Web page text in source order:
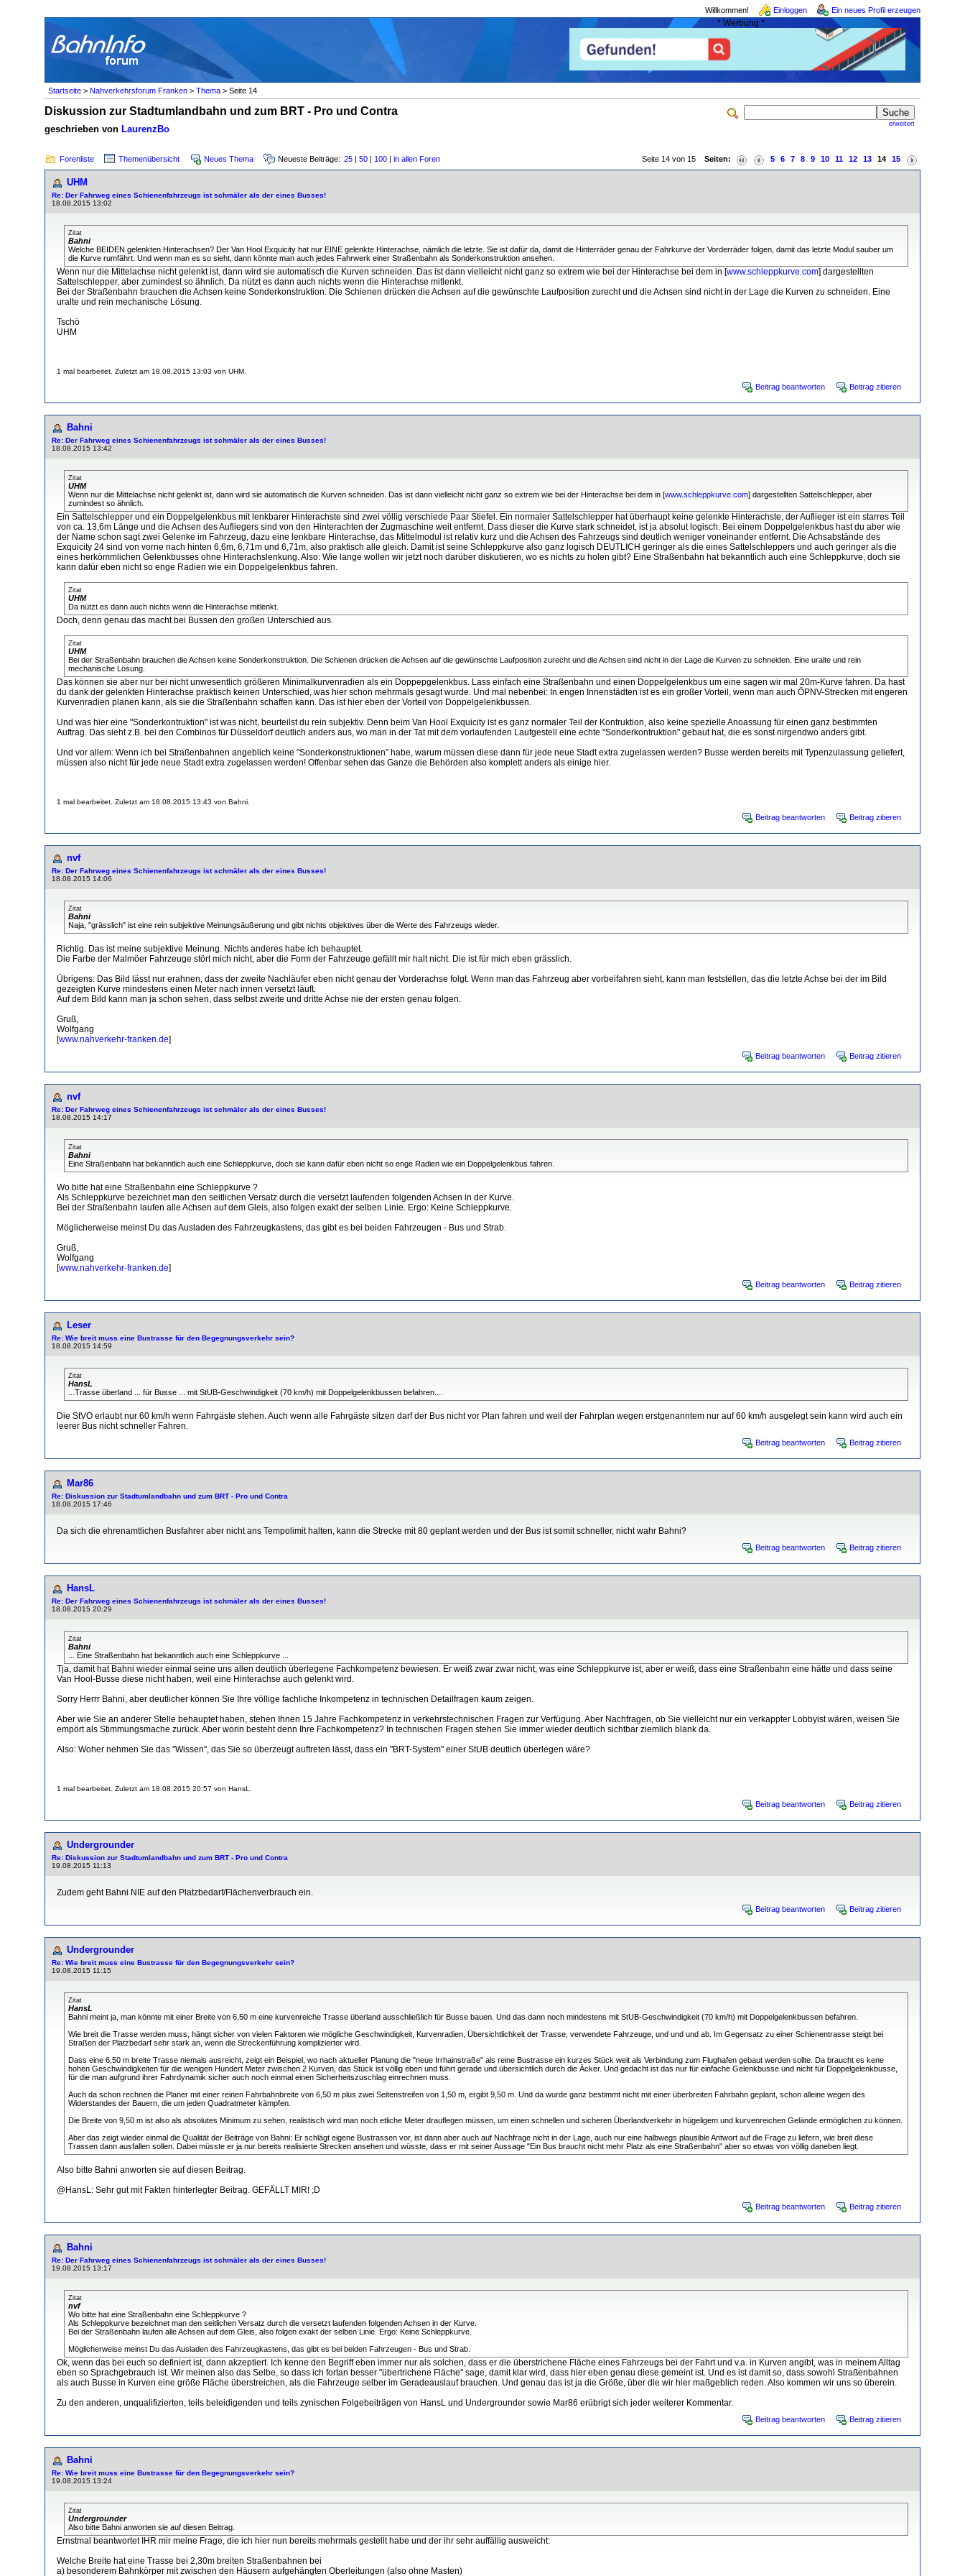
Willkommen! Einloggen Ein neues Profil erzeugen
* Werbung *
Startseite > Nahverkehrsforum Franken > Thema > Seite 14
erweitert
Diskussion zur Stadtumlandbahn und zum BRT - Pro und Contra
geschrieben von LaurenzBo
Forenliste Themenübersicht Neues Thema Neueste Beiträge: 25 | 50 | 100 | in allen Foren Seite 14 von 15 Seiten: 5 6 7 8 9 10 11 12 13 14 15
UHM
Re: Der Fahrweg eines Schienenfahrzeugs ist schmäler als der eines Busses!
18.08.2015 13:02
Zitat
Bahni
Welche BEIDEN gelenkten Hinterachsen? Der Van Hool Exquicity hat nur EINE gelenkte Hinterachse, nämlich die letzte. Sie ist dafür da, damit die Hinterräder genau der Fahrkurve der Vorderräder folgen, damit das letzte Modul sauber um
die Kurve rumfährt. Und wenn man es so sieht, dann könnte man auch jedes Fahrwerk einer Straßenbahn als Sonderkonstruktion ansehen.
Wenn nur die Mittelachse nicht gelenkt ist, dann wird sie automatisch die Kurven schneiden. Das ist dann vielleicht nicht ganz so extrem wie bei der Hinterachse bei dem in [www.schleppkurve.com] dargestellten
Sattelschlepper, aber zumindest so ähnlich. Da nützt es dann auch nichts wenn die Hinterachse mitlenkt.
Bei der Straßenbahn brauchen die Achsen keine Sonderkonstruktion. Die Schienen drücken die Achsen auf die gewünschte Laufposition zurecht und die Achsen sind nicht in der Lage die Kurven zu schneiden. Eine
uralte und rein mechanische Lösung.
Tschö
UHM
1 mal bearbeitet. Zuletzt am 18.08.2015 13:03 von UHM.
Beitrag beantworten Beitrag zitieren
Bahni
Re: Der Fahrweg eines Schienenfahrzeugs ist schmäler als der eines Busses!
18.08.2015 13:42
Zitat
UHM
Wenn nur die Mittelachse nicht gelenkt ist, dann wird sie automatisch die Kurven schneiden. Das ist dann vielleicht nicht ganz so extrem wie bei der Hinterachse bei dem in [www.schleppkurve.com] dargestellten Sattelschlepper, aber
zumindest so ähnlich.
Ein Sattelschlepper und ein Doppelgelenkbus mit lenkbarer Hinterachste sind zwei völlig verschiede Paar Stiefel. Ein normaler Sattelschlepper hat überhaupt keine gelenkte Hinterachste, der Auflieger ist ein starres Teil
von ca. 13,6m Länge und die Achsen des Aufliegers sind von den Hinterachten der Zugmaschine weit entfernt. Dass dieser die Kurve stark schneidet, ist ja absolut logisch. Bei einem Doppelgelenkbus hast du aber wie
der Name schon sagt zwei Gelenke im Fahrzeug, dazu eine lenkbare Hinterachse, das Mittelmodul ist relativ kurz und die Achsen des Fahrzeugs sind deutlich weniger voneinander entfernt. Die Achsabstände des
Exquicity 24 sind von vorne nach hinten 6,6m, 6,71m und 6,71m, also praktisch alle gleich. Damit ist seine Schleppkurve also ganz logisch DEUTLICH geringer als die eines Sattelschleppers und auch geringer als die
eines herkömmlichen Gelenkbusses ohne Hinterachslenkung. Also: Wie lange wollen wir jetzt noch darüber diskutieren, wo es nichts zu holen gibt? Eine Straßenbahn hat bekanntlich auch eine Schleppkurve, doch sie
kann dafür eben nicht so enge Radien wie ein Doppelgelenkbus fahren.
Zitat
UHM
Da nützt es dann auch nichts wenn die Hinterachse mitlenkt.
Doch, denn genau das macht bei Bussen den großen Unterschied aus.
Zitat
UHM
Bei der Straßenbahn brauchen die Achsen keine Sonderkonstruktion. Die Schienen drücken die Achsen auf die gewünschte Laufposition zurecht und die Achsen sind nicht in der Lage die Kurven zu schneiden. Eine uralte und rein
mechanische Lösung.
Das können sie aber nur bei nicht unwesentlich größeren Minimalkurvenradien als ein Doppepgelenkbus. Lass einfach eine Straßenbahn und einen Doppelgelenkbus um eine sagen wir mal 20m-Kurve fahren. Da hast
du dank der gelenkten Hinterachse praktisch keinen Unterschied, was hier schon mehrmals gesagt wurde. Und mal nebenbei: In engen Innenstädten ist es ein großer Vorteil, wenn man auch ÖPNV-Strecken mit engeren
Kurvenradien planen kann, als sie die Straßenbahn schaffen kann. Das ist hier eben der Vorteil von Doppelgelenkbussen.
Und was hier eine "Sonderkontruktion" ist was nicht, beurteilst du rein subjektiv. Denn beim Van Hool Exquicity ist es ganz normaler Teil der Kontruktion, also keine spezielle Anoassung für einen ganz bestimmten
Auftrag. Das sieht z.B. bei den Combinos für Düsseldorf deutlich anders aus, wo man in der Tat mit dem vorlaufenden Laufgestell eine echte "Sonderkontruktion" gebaut hat, die es sonst nirgendwo anders gibt.
Und vor allem: Wenn ich bei Straßenbahnen angeblich keine "Sonderkonstruktionen" habe, warum müssen diese dann für jede neue Stadt extra zugelassen werden? Busse werden bereits mit Typenzulassung geliefert,
müssen also nicht für jede neue Stadt extra zugelassen werden! Offenbar sehen das Ganze die Behörden also komplett anders als einige hier.
1 mal bearbeitet. Zuletzt am 18.08.2015 13:43 von Bahni.
Beitrag beantworten Beitrag zitieren
nvf
Re: Der Fahrweg eines Schienenfahrzeugs ist schmäler als der eines Busses!
18.08.2015 14:06
Zitat
Bahni
Naja, "grässlich" ist eine rein subjektive Meinungsäußerung und gibt nichts objektives über die Werte des Fahrzeugs wieder.
Richtig. Das ist meine subjektive Meinung. Nichts anderes habe ich behauptet.
Die Farbe der Malmöer Fahrzeuge stört mich nicht, aber die Form der Fahrzeuge gefällt mir halt nicht. Die ist für mich eben grässlich.
Übrigens: Das Bild lässt nur erahnen, dass der zweite Nachläufer eben nicht genau der Vorderachse folgt. Wenn man das Fahrzeug aber vorbeifahren sieht, kann man feststellen, das die letzte Achse bei der im Bild
gezeigten Kurve mindestens einen Meter nach innen versetzt läuft.
Auf dem Bild kann man ja schon sehen, dass selbst zweite und dritte Achse nie der ersten genau folgen.
Gruß,
Wolfgang
[www.nahverkehr-franken.de]
Beitrag beantworten Beitrag zitieren
nvf
Re: Der Fahrweg eines Schienenfahrzeugs ist schmäler als der eines Busses!
18.08.2015 14:17
Zitat
Bahni
Eine Straßenbahn hat bekanntlich auch eine Schleppkurve, doch sie kann dafür eben nicht so enge Radien wie ein Doppelgelenkbus fahren.
Wo bitte hat eine Straßenbahn eine Schleppkurve ?
Als Schleppkurve bezeichnet man den seitlichen Versatz durch die versetzt laufenden folgenden Achsen in der Kurve.
Bei der Straßenbahn laufen alle Achsen auf dem Gleis, also folgen exakt der selben Linie. Ergo: Keine Schleppkurve.
Möglicherweise meinst Du das Ausladen des Fahrzeugkastens, das gibt es bei beiden Fahrzeugen - Bus und Strab.
Gruß,
Wolfgang
[www.nahverkehr-franken.de]
Beitrag beantworten Beitrag zitieren
Leser
Re: Wie breit muss eine Bustrasse für den Begegnungsverkehr sein?
18.08.2015 14:59
Zitat
HansL
...Trasse überland ... für Busse ... mit StUB-Geschwindigkeit (70 km/h) mit Doppelgelenkbussen befahren....
Die StVO erlaubt nur 60 km/h wenn Fahrgäste stehen. Auch wenn alle Fahrgäste sitzen darf der Bus nicht vor Plan fahren und weil der Fahrplan wegen erstgenanntem nur auf 60 km/h ausgelegt sein kann wird auch ein
leerer Bus nicht schneller Fahren.
Beitrag beantworten Beitrag zitieren
Mar86
Re: Diskussion zur Stadtumlandbahn und zum BRT - Pro und Contra
18.08.2015 17:46
Da sich die ehrenamtlichen Busfahrer aber nicht ans Tempolimit halten, kann die Strecke mit 80 geplant werden und der Bus ist somit schneller, nicht wahr Bahni?
Beitrag beantworten Beitrag zitieren
HansL
Re: Der Fahrweg eines Schienenfahrzeugs ist schmäler als der eines Busses!
18.08.2015 20:29
Zitat
Bahni
... Eine Straßenbahn hat bekanntlich auch eine Schleppkurve ...
Tja, damit hat Bahni wieder einmal seine uns allen deutlich überlegene Fachkompetenz bewiesen. Er weiß zwar zwar nicht, was eine Schleppkurve ist, aber er weiß, dass eine Straßenbahn eine hätte und dass seine
Van Hool-Busse diese nicht haben, weil eine Hinterachse auch gelenkt wird.
Sorry Herrr Bahni, aber deutlicher können Sie Ihre völlige fachliche Inkompetenz in technischen Detailfragen kaum zeigen.
Aber wie Sie an anderer Stelle behauptet haben, stehen Ihnen 15 Jahre Fachkompetenz in verkehrstechnischen Fragen zur Verfügung. Aber Nachfragen, ob Sie vielleicht nur ein verkappter Lobbyist wären, weisen Sie
empört als Stimmungsmache zurück. Aber worin besteht denn Ihre Fachkompetenz? In technischen Fragen stehen Sie immer wieder deutlich sichtbar ziemlich blank da.
Also: Woher nehmen Sie das "Wissen", das Sie so überzeugt auftreten lässt, dass ein "BRT-System" einer StUB deutlich überlegen wäre?
1 mal bearbeitet. Zuletzt am 18.08.2015 20:57 von HansL.
Beitrag beantworten Beitrag zitieren
Undergrounder
Re: Diskussion zur Stadtumlandbahn und zum BRT - Pro und Contra
19.08.2015 11:13
Zudem geht Bahni NIE auf den Platzbedarf/Flächenverbrauch ein.
Beitrag beantworten Beitrag zitieren
Undergrounder
Re: Wie breit muss eine Bustrasse für den Begegnungsverkehr sein?
19.08.2015 11:15
Zitat
HansL
Bahni meint ja, man könnte mit einer Breite von 6,50 m eine kurvenreiche Trasse überland ausschließlich für Busse bauen. Und das dann noch mindestens mit StUB-Geschwindigkeit (70 km/h) mit Doppelgelenkbussen befahren.
Wie breit die Trasse werden muss, hängt sicher von vielen Faktoren wie mögliche Geschwindigkeit, Kurvenradien, Übersichtlichkeit der Trasse, verwendete Fahrzeuge, und und und ab. Im Gegensatz zu einer Schienentrasse steigt bei
Straßen der Platzbedarf sehr stark an, wenn die Streckenführung komplizierter wird.
Dass eine 6,50 m breite Trasse niemals ausreicht, zeigt ein Beispiel, wo nach aktueller Planung die "neue Irrhainstraße" als reine Bustrasse ein kurzes Stück weit als Verbindung zum Flughafen gebaut werden sollte. Da braucht es kene
hohen Geschwindigkeiten für die wenigen Hundert Meter zwischen 2 Kurven, das Stück ist völlig eben und führt gerade und übersichtlich durch die Äcker. Und gedacht ist das nur für einfache Gelenkbusse und nicht für Doppelgelenkbusse,
für die man aufgrund ihrer Fahrdynamik sicher auch noch einmal einen Sicherheitszuschlag einrechnen muss.
Auch da schon rechnen die Planer mit einer reinen Fahrbahnbreite von 6,50 m plus zwei Seitenstreifen von 1,50 m, ergibt 9,50 m. Und da wurde ganz bestimmt nicht mit einer überbreiten Fahrbahn geplant, schon alleine wegen des
Widerstandes der Bauern, die um jeden Quadratmeter kämpfen.
Die Breite von 9,50 m ist also als absolutes Minimum zu sehen, realistisch wird man noch etliche Meter drauflegen müssen, um einen schnellen und sicheren Überlandverkehr in hügeligem und kurvenreichen Gelände ermöglichen zu können.
Aber das zeigt wieder einmal die Qualität der Beiträge von Bahni: Er schlägt eigene Bustrassen vor, ist dann aber auch auf Nachfrage nicht in der Lage, auch nur eine halbwegs plausible Antwort auf die Frage zu liefern, wie breit diese
Trassen dann ausfallen sollen. Dabei müsste er ja nur bereits realisierte Strecken ansehen und wüsste, dass er mit seiner Aussage "Ein Bus braucht nicht mehr Platz als eine Straßenbahn" aber so etwas von völlig daneben liegt.
Also bitte Bahni anworten sie auf diesen Beitrag.
@HansL: Sehr gut mit Fakten hinterlegter Beitrag. GEFÄLLT MIR! ;D
Beitrag beantworten Beitrag zitieren
Bahni
Re: Der Fahrweg eines Schienenfahrzeugs ist schmäler als der eines Busses!
19.08.2015 13:17
Zitat
nvf
Wo bitte hat eine Straßenbahn eine Schleppkurve ?
Als Schleppkurve bezeichnet man den seitlichen Versatz durch die versetzt laufenden folgenden Achsen in der Kurve.
Bei der Straßenbahn laufen alle Achsen auf dem Gleis, also folgen exakt der selben Linie. Ergo: Keine Schleppkurve.
Möglicherweise meinst Du das Ausladen des Fahrzeugkastens, das gibt es bei beiden Fahrzeugen - Bus und Strab.
Ok, wenn das bei euch so definiert ist, dann akzeptiert. Ich kenne den Begriff eben immer nur als solchen, dass er die überstrichene Fläche eines Fahrzeugs bei der Fahrt und v.a. in Kurven angibt, was in meinem Alltag
eben so Sprachgebrauch ist. Wir meinen also das Selbe, so dass ich fortan besser "übertrichene Fläche" sage, damit klar wird, dass hier eben genau diese gemeint ist. Und es ist damit so, dass sowohl Straßenbahnen
als auch Busse in Kurven eine größe Fläche überstreichen, als die Fahrzeuge selber im Geradeauslauf brauchen. Und genau das ist ja die Größe, über die wir hier maßgeblich reden. Also kommen wir uns so überein.
Zu den anderen, unqualifizierten, teils beleidigenden und teils zynischen Folgebeiträgen von HansL und Undergrounder sowie Mar86 erübrigt sich jeder weiterer Kommentar.
Beitrag beantworten Beitrag zitieren
Bahni
Re: Wie breit muss eine Bustrasse für den Begegnungsverkehr sein?
19.08.2015 13:24
Zitat
Undergrounder
Also bitte Bahni anworten sie auf diesen Beitrag.
Ernstmal beantwortet IHR mir meine Frage, die ich hier nun bereits mehrmals gestellt habe und der ihr sehr auffällig ausweicht:
Welche Breite hat eine Trasse bei 2,30m breiten Straßenbahnen bei
a) besonderem Bahnkörper mit zwischen den Häusern aufgehängten Oberleitungen (also ohne Masten)